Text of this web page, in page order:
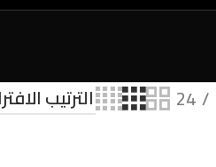
24